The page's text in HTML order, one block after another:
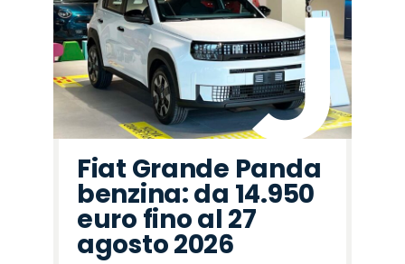
Fiat Grande Panda
benzina: da 14.950
euro fino al 27
agosto 2026